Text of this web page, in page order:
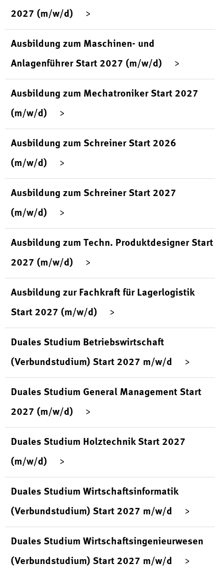
2027 (m/w/d)
Ausbildung zum Maschinen- und
Anlagenführer Start 2027 (m/w/d)
Ausbildung zum Mechatroniker Start 2027
(m/w/d)
Ausbildung zum Schreiner Start 2026
(m/w/d)
Ausbildung zum Schreiner Start 2027
(m/w/d)
Ausbildung zum Techn. Produktdesigner Start
2027 (m/w/d)
Ausbildung zur Fachkraft für Lagerlogistik
Start 2027 (m/w/d)
Duales Studium Betriebswirtschaft
(Verbundstudium) Start 2027 m/w/d
Duales Studium General Management Start
2027 (m/w/d)
Duales Studium Holztechnik Start 2027
(m/w/d)
Duales Studium Wirtschaftsinformatik
(Verbundstudium) Start 2027 m/w/d
Duales Studium Wirtschaftsingenieurwesen
(Verbundstudium) Start 2027 m/w/d